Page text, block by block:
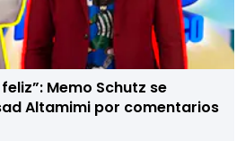
Memo Schutz se
Altamimi por comentarios